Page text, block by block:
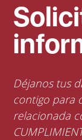
Déjanos tus
contigo para
relacionada